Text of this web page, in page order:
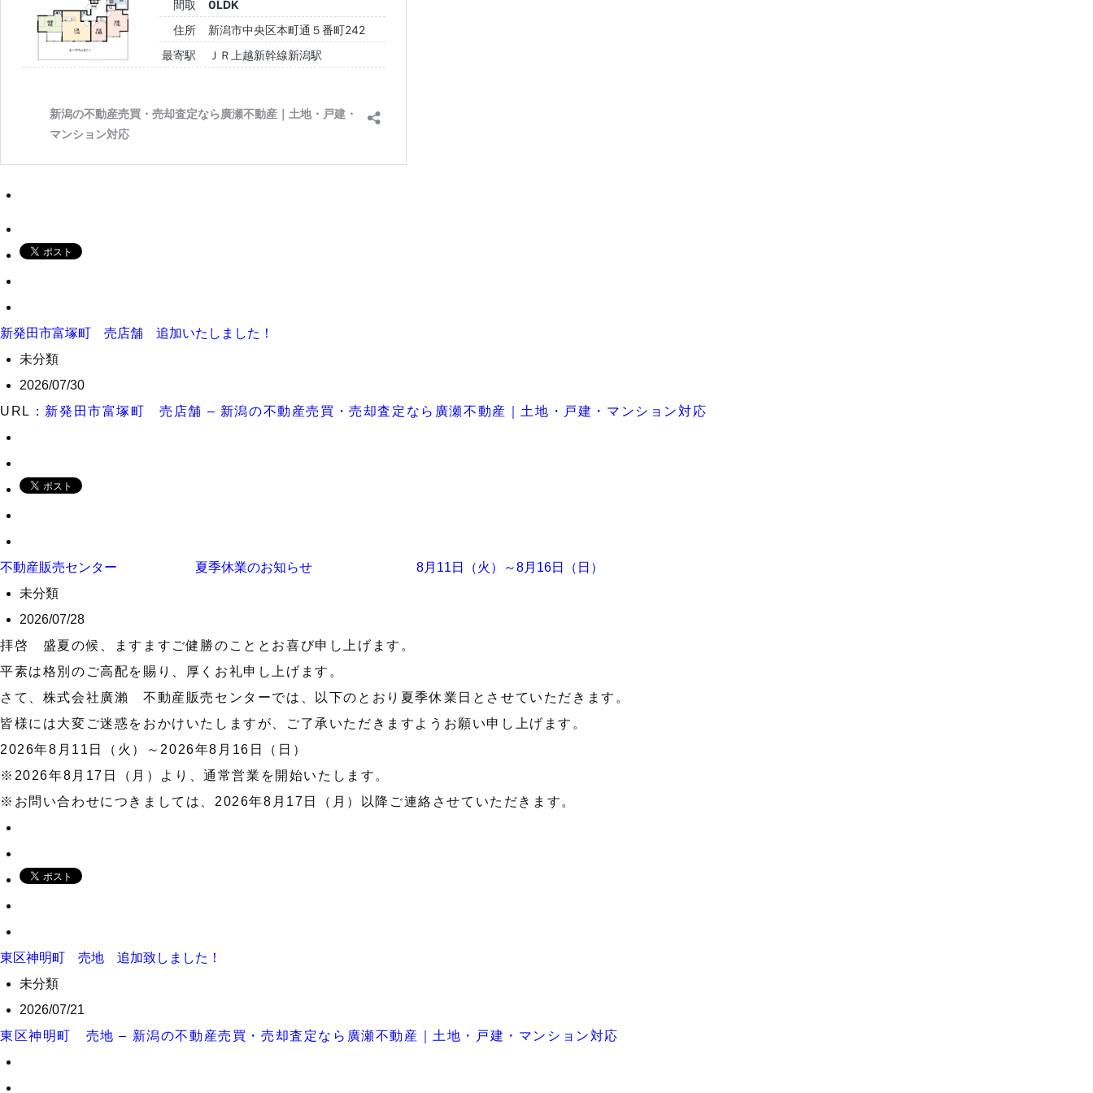
新発田市富塚町 売店舗 追加いたしました！
未分類
2026/07/30
URL： 新発田市富塚町 売店舗 – 新潟の不動産売買・売却査定なら廣瀬不動産｜土地・戸建・マンション対応
不動産販売センター 夏季休業のお知らせ 8月11日（火）～8月16日（日）
未分類
2026/07/28
拝啓 盛夏の候、ますますご健勝のこととお喜び申し上げます。
平素は格別のご高配を賜り、厚くお礼申し上げます。
さて、株式会社廣瀨 不動産販売センターでは、以下のとおり夏季休業日とさせていただきます。
皆様には大変ご迷惑をおかけいたしますが、ご了承いただきますようお願い申し上げます。
2026年8月11日（火）～2026年8月16日（日）
※2026年8月17日（月）より、通常営業を開始いたします。
※お問い合わせにつきましては、2026年8月17日（月）以降ご連絡させていただきます。
東区神明町 売地 追加致しました！
未分類
2026/07/21
東区神明町 売地 – 新潟の不動産売買・売却査定なら廣瀬不動産｜土地・戸建・マンション対応